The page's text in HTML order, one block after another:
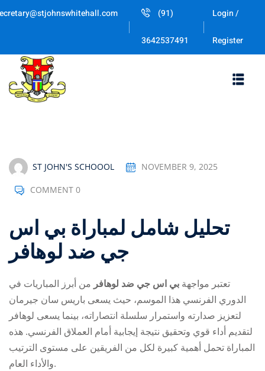
Skip
(91)
3642537491
Login /
Register
ST JOHN'S SCHOOOL NOVEMBER 9, 2025
COMMENT 0
تحليل شامل لمباراة بي اس
جي ضد لوهافر
تعتبر مواجهة بي اس جي ضد لوهافر من أبرز المباريات في
الدوري الفرنسي هذا الموسم، حيث يسعى باريس سان جيرمان
لتعزيز صدارته واستمرار سلسلة انتصاراته، بينما يسعى لوهافر
لتقديم أداء قوي وتحقيق نتيجة إيجابية أمام العملاق الفرنسي. هذه
المباراة تحمل أهمية كبيرة لكل من الفريقين على مستوى الترتيب
والأداء العام.
Sign in Sign up